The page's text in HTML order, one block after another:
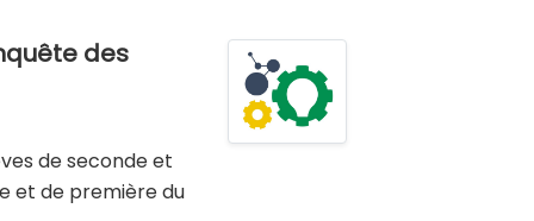
des
de seconde et
et de première du